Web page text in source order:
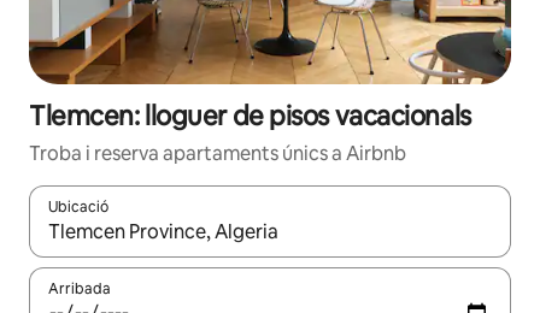
Tlemcen: lloguer de pisos vacacionals
Troba i reserva apartaments únics a Airbnb
Ubicació
Quan els resultats estiguin disponibles, podràs navegar-hi a
Arribada